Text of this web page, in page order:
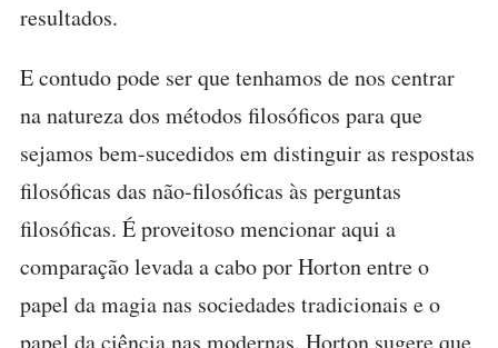
resultados.
E contudo pode ser que tenhamos de nos centrar
na natureza dos métodos filosóficos para que
sejamos bem-sucedidos em distinguir as respostas
filosóficas das não-filosóficas às perguntas
filosóficas. É proveitoso mencionar aqui a
comparação levada a cabo por Horton entre o
papel da magia nas sociedades tradicionais e o
papel da ciência nas modernas. Horton sugere que